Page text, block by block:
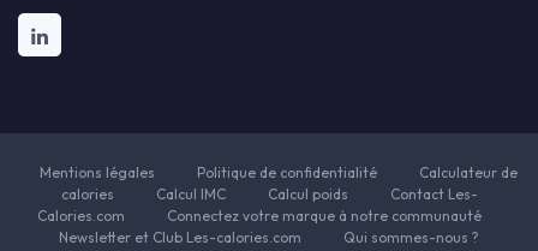
Mentions légales Politique de confidentialité
Calculateur de
calories
Calcul IMC Calcul poids
Contact Les-
Calories.com
Connectez votre marque à notre communauté
Newsletter et Club Les-calories.com
Qui sommes-nous ?